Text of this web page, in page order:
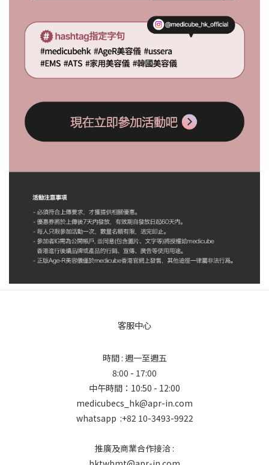
客服中心
時間 : 週一至週五
8:00 - 17:00
中午時間：10:50 - 12:00
medicubecs_hk@apr-in.com
whatsapp :+82 10-3493-9922
推廣及商業合作接洽 :